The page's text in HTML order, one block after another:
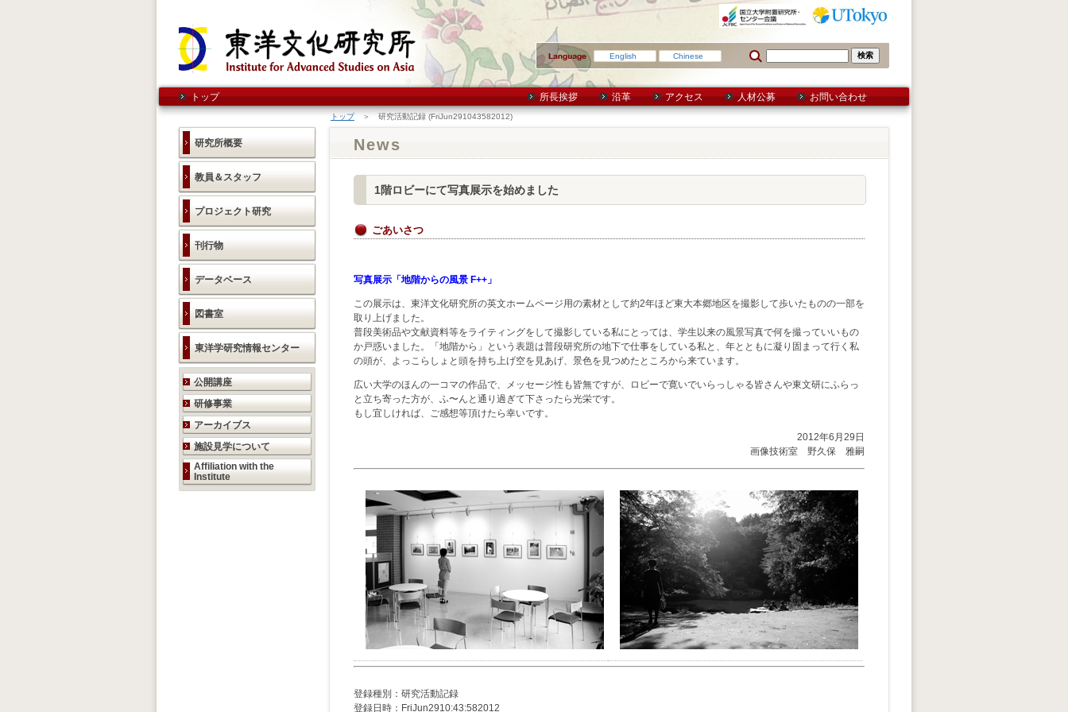
English Chinese
トップ 所長挨拶 沿革 アクセス 人材公募 お問い合わせ
研究所概要
教員＆スタッフ
プロジェクト研究
刊行物
データベース
図書室
東洋学研究情報センター
研究活動のご案内
公開講座
研修事業
アーカイブス
施設見学について
Affiliation with the
Institute
トップ＞ 研究活動記録 (FriJun291043582012)
News
1階ロビーにて写真展示を始めました
ごあいさつ
写真展示「地階からの風景 F++」
この展示は、東洋文化研究所の英文ホームページ用の素材として約2年ほど東大本郷地区を撮影して歩いたものの一部を
取り上げました。
普段美術品や文献資料等をライティングをして撮影している私にとっては、学生以来の風景写真で何を撮っていいもの
か戸惑いました。「地階から」という表題は普段研究所の地下で仕事をしている私と、年とともに凝り固まって行く私
の頭が、よっこらしょと頭を持ち上げ空を見あげ、景色を見つめたところから来ています。
広い大学のほんの一コマの作品で、メッセージ性も皆無ですが、ロビーで寛いでいらっしゃる皆さんや東文研にふらっ
と立ち寄った方が、ふ〜んと通り過ぎて下さったら光栄です。
もし宜しければ、ご感想等頂けたら幸いです。
2012年6月29日
画像技術室 野久保 雅嗣
登録種別：研究活動記録
登録日時：FriJun2910:43:582012